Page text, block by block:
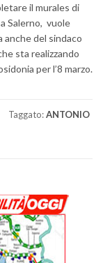
il murales di
Salerno, vuole
anche del sindaco
sta realizzando
per l’8 marzo.
Taggato:ANTONIO